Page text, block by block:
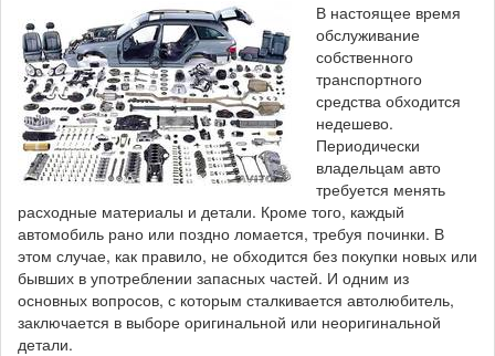
В настоящее время
обслуживание
собственного
транспортного
средства обходится
недешево.
Периодически
владельцам авто
требуется менять
расходные материалы и детали. Кроме того, каждый
автомобиль рано или поздно ломается, требуя починки. В
этом случае, как правило, не обходится без покупки новых или
бывших в употреблении запасных частей. И одним из
основных вопросов, с которым сталкивается автолюбитель,
заключается в выборе оригинальной или неоригинальной
детали.